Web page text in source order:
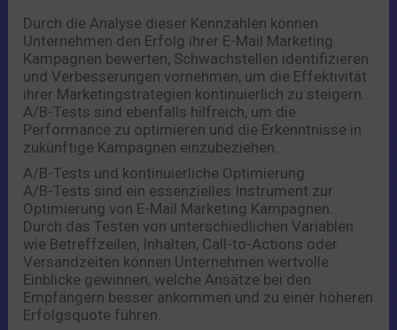
Durch die Analyse dieser Kennzahlen können
Unternehmen den Erfolg ihrer E-Mail Marketing
Kampagnen bewerten, Schwachstellen identifizieren
und Verbesserungen vornehmen, um die Effektivität
ihrer Marketingstrategien kontinuierlich zu steigern.
A/B-Tests sind ebenfalls hilfreich, um die
Performance zu optimieren und die Erkenntnisse in
zukünftige Kampagnen einzubeziehen.
A/B-Tests und kontinuierliche Optimierung
A/B-Tests sind ein essenzielles Instrument zur
Optimierung von E-Mail Marketing Kampagnen.
Durch das Testen von unterschiedlichen Variablen
wie Betreffzeilen, Inhalten, Call-to-Actions oder
Versandzeiten können Unternehmen wertvolle
Einblicke gewinnen, welche Ansätze bei den
Empfängern besser ankommen und zu einer höheren
Erfolgsquote führen.